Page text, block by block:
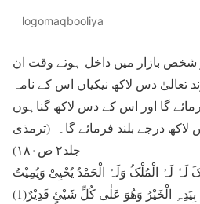
logomaqbooliya
شخص بازار میں داخل ہوتے وقت ان
تعالیٰ دس لاکھ نیکیاں اس کے نامہ
گا اور اس کے دس لاکھ گناہوں
درجے بلند فرمائے گا۔ (ترمذی
جلد۲ ص۱۸۰)
لَہٗ لَہُ الْمُلْکُ وَلَہُ الْحَمْدُ یُحْیِیْ وَیُمِیْتُ
الْخَیْرُ وَھُوَ عَلٰی کُلِّ شَیْئٍ قَدِیْرٌ(1)